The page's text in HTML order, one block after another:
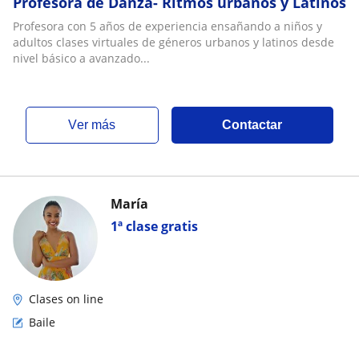
Profesora con 5 años de experiencia ensañando a niños y
adultos clases virtuales de géneros urbanos y latinos desde
nivel básico a avanzado...
ver más Contactar
1ª clase gratis
María
Clases on line
Baile